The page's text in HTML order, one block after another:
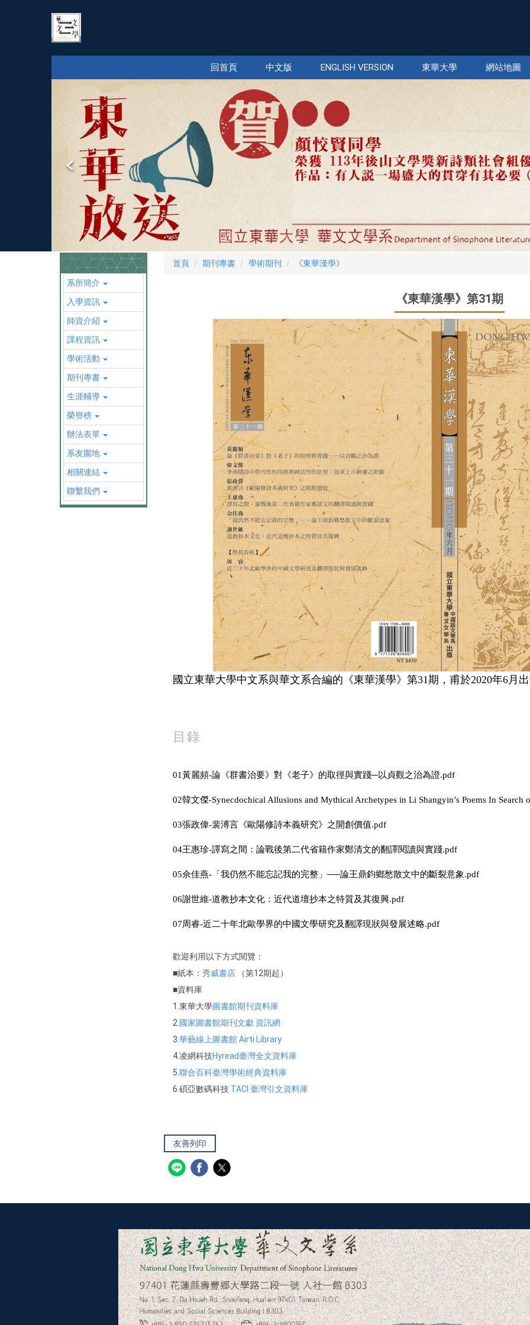
回首頁 中文版 ENGLISH VERSION 東華大學 網站地圖
系所簡介
入學資訊
師資介紹
課程資訊
學術活動
期刊專書
生涯輔導
榮譽榜
辦法表單
系友園地
相關連結
聯繫我們
首頁 期刊專書 學術期刊 《東華漢學》
《東華漢學》第31期
國立東華大學中文系與華文系合編的《東華漢學》 第31期 ，甫於2020年6月
目錄
01黃麗頻-論《群書治要》對《老子》的取徑與實踐─以貞觀之治為證.pdf
02韓文傑-Synecdochical Allusions and Mythical Archetypes in Li Shangyin’s Poems In Search
03張政偉-裴溥言《歐陽修詩本義研究》之開創價值.pdf
04王惠珍-譯寫之間：論戰後第二代省籍作家鄭清文的翻譯閱讀與實踐.pdf
05佘佳燕-「我仍然不能忘記我的完整」──論王鼎鈞鄉愁散文中的斷裂意象.pdf
06謝世維-道教抄本文化：近代道壇抄本之特質及其復興.pdf
07周睿-近二十年北歐學界的中國文學研究及翻譯現狀與發展述略.pdf
歡迎利用以下方式閱覽：
■紙本： 秀威書店
（第12期起）
■資料庫
1.東華大學圖書館期刊資料庫
2.國家圖書館期刊文獻 資訊網
3.華藝線上圖書館Airti Library
4.凌網科技Hyread臺灣全文資料庫
5.聯合百科臺灣學術經典資料庫
6.碩亞數碼科技TACI 臺灣引文資料庫
友善列印